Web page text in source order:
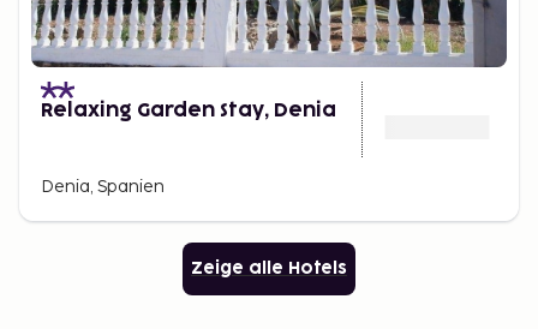
Relaxing Garden Stay, Denia
Denia, Spanien
Zeige alle Hotels